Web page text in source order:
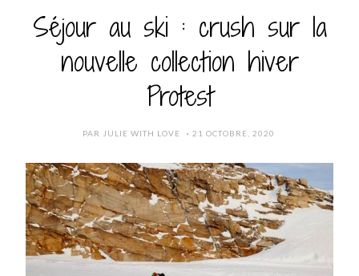
Séjour au ski : crush sur la
nouvelle collection hiver
Protest
PAR JULIE WITH LOVE
POSTED
21 OCTOBRE, 2020